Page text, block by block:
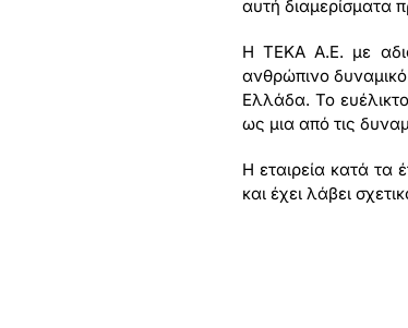
αυτή διαμερίσματα
Η ΤΕΚΑ Α.Ε. με
ανθρώπινο
Ελλάδα. Το
ως μια από τις
Η εταιρεία κατά τα
και έχει λάβει